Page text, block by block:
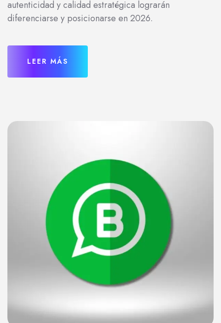
autenticidad y calidad estratégica lograrán
diferenciarse y posicionarse en 2026.
LEER MÁS